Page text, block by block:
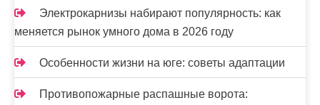
Электрокарнизы набирают популярность: как
меняется рынок умного дома в 2026 году
Особенности жизни на юге: советы адаптации
Противопожарные распашные ворота: